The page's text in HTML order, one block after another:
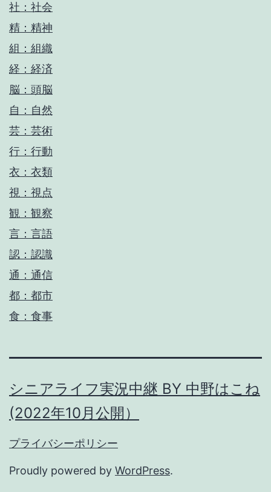
社：社会
精：精神
組：組織
経：経済
脳：頭脳
自：自然
芸：芸術
行：行動
衣：衣類
視：視点
観：観察
言：言語
認：認識
通：通信
都：都市
食：食事
シニアライフ実況中継 BY 中野はこね
(2022年10月公開）
プライバシーポリシー
Proudly powered by WordPress.